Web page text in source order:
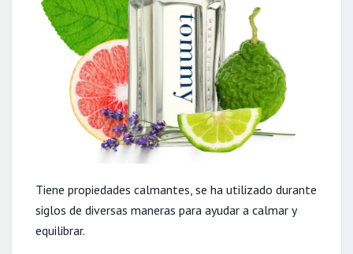
Tiene propiedades calmantes, se ha utilizado durante
siglos de diversas maneras para ayudar a calmar y
equilibrar.